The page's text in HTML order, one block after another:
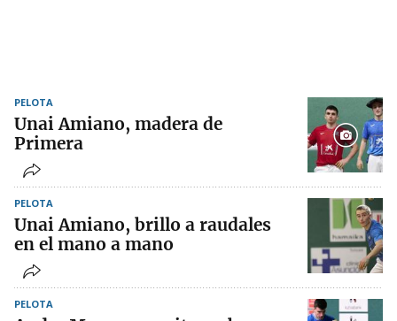
PELOTA
Unai Amiano, madera de
Primera
PELOTA
Unai Amiano, brillo a raudales
en el mano a mano
PELOTA